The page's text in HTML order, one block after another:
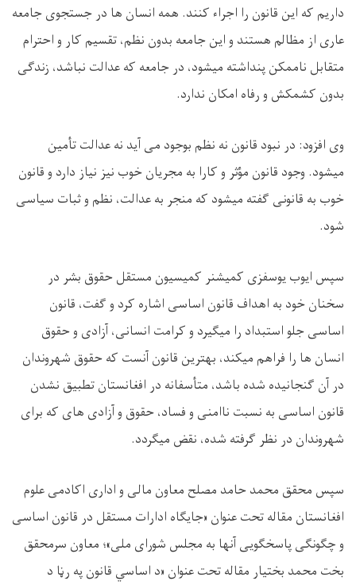
داریم که این قانون را اجر‌اء کنند. همه انسان ها در جستجوی جامعه
عاری از مظالم هستند و این جامعه بدون نظم، تقسیم کار و احترام
متقابل ناممکن پنداشته میشود، در جامعه که عدالت نباشد، زندگی
بدون کشمکش و رفاه امکان ندارد.
وی افزود: در نبود قانون نه نظم بوجود می آید نه عدالت تأمین
میشود. وجود قانون مؤثر و کارا به مجریان خوب نیز نیاز دارد و قانون
خوب به قانونی گفته میشود که منجر به عدالت، نظم و ثبات سیاسی
شود.
سپس ایوب یوسفزی کمیشنر کمیسیون مستقل حقوق بشر در
سخنان خود به اهداف قانون اساسی اشاره کرد و گفت، قانون
اساسی جلو استبداد را میگیرد و کرامت انسانی، آزادی و حقوق
انسان ها را فراهم میکند، بهترین قانون آنست که حقوق شهروندان
در آن گنجانیده شده باشد، متأسفانه در افغانستان تطبیق نشدن
قانون اساسی به نسبت ناامنی و فساد، حقوق و آزادی های که برای
شهروندان در نظر گرفته شده، نقض میگردد.
سپس محقق محمد حامد مصلح معاون مالی و اداری اکادمی علوم
افغانستان مقاله تحت عنوان «جایگاه ادارات مستقل در قانون اساسی
و چگونگی پاسخگویی آنها به مجلس شورای ملی»؛ معاون سرمحقق
بخت محمد بختیار مقاله تحت عنوان «د اساسي قانون په رڼا د